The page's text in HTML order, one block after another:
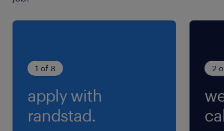
就業時間
8:00-17:00（実働8時間00分・休憩60分）
1ヶ月25～30時間程度
交通費
1 of 8
apply with
randstad.
2